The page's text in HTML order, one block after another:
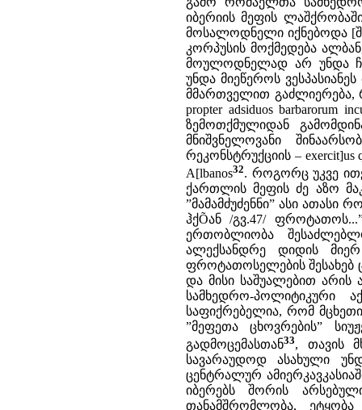
იბერიის მეფის
მოსალოდნელი იქნებოდა
კორპუსის მოქმედება
მოულოდნელად არ უნდა
უნდა მიეწეროს
მმართველით გაძლიერება,
propter adsiduos barbarorum
ზემოთქმულიდან
მნიშვნელოვანი
რეკონსტრუქციის – exercit]us
A[lbanos32. როგორც უკვე
ქართლის მეფის ძე აზო
”მამამძუძენნი” ასი
ჰქÕან /გვ.47/
ერთობლიობა
ალექსანდრე დიდის
ფროტათოსელების შესახებ
და მისი საშუალებით არის
სამხედრო-პოლიტიკური
საფიქრებელია, რომ
”მეფეთა ცხოვრების”
გადმოცემასთან33, თავის
სავარაუდოდ ასახული
ცენტრალურ
იბერებს შორის
თანამშრომლობა,